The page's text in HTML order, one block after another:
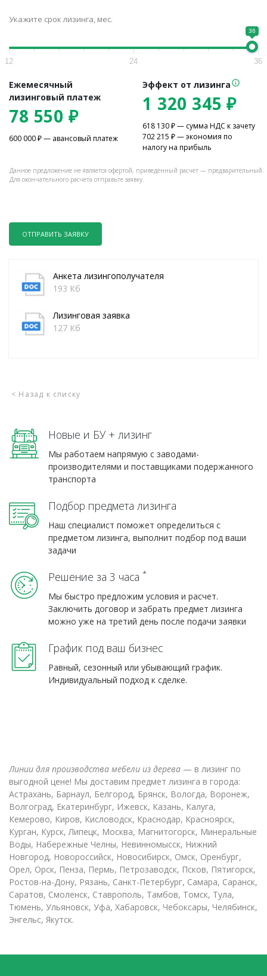
Укажите срок лизинга, мес.
36
12 24 36
Ежемесячный
лизинговый платеж
78 550 ₽
600 000₽ — авансовый платеж
Эффект от лизинга
1 320 345 ₽
618 130₽ — сумма НДС к зачету
702 215 ₽ — экономия по
налогу на прибыль
Данное предложение не является офертой, приведенный расчет — предварительный.
Для окончательного расчета отправьте заявку.
ОТПРАВИТЬ ЗАЯВКУ
Анкета лизингополучателя
193 Кб
Лизинговая заявка
127 Кб
< Назад к списку
Новые и БУ + лизинг
Мы работаем напрямую с заводами-
производителями и поставщиками подержанного
транспорта
Подбор предмета лизинга
Наш специалист поможет определиться с
предметом лизинга, выполнит подбор под ваши
задачи
Решение за 3 часа *
Мы быстро предложим условия и расчет.
Заключить договор и забрать предмет лизинга
можно уже на третий день после подачи заявки
График под ваш бизнес
Равный, сезонный или убывающий график.
Индивидуальный подход к сделке.
Линии для производства мебели из дерева — в лизинг по
выгодной цене! Мы доставим предмет лизинга в города:
Астрахань, Барнаул, Белгород, Брянск, Вологда, Воронеж,
Волгоград, Екатеринбург, Ижевск, Казань, Калуга,
Кемерово, Киров, Кисловодск, Краснодар, Красноярск,
Курган, Курск, Липецк, Москва, Магнитогорск, Минеральные
Воды, Набережные Челны, Невинномысск, Нижний
Новгород, Новороссийск, Новосибирск, Омск, Оренбург,
Орел, Орск, Пенза, Пермь, Петрозаводск, Псков, Пятигорск,
Ростов-на-Дону, Рязань, Санкт-Петербург, Самара, Саранск,
Саратов, Смоленск, Ставрополь, Тамбов, Томск, Тула,
Тюмень, Ульяновск, Уфа, Хабаровск, Чебоксары, Челябинск,
Энгельс, Якутск.